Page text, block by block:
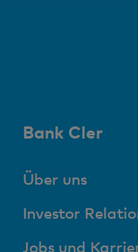
Bank Cler
Über uns
Investor
Jobs und